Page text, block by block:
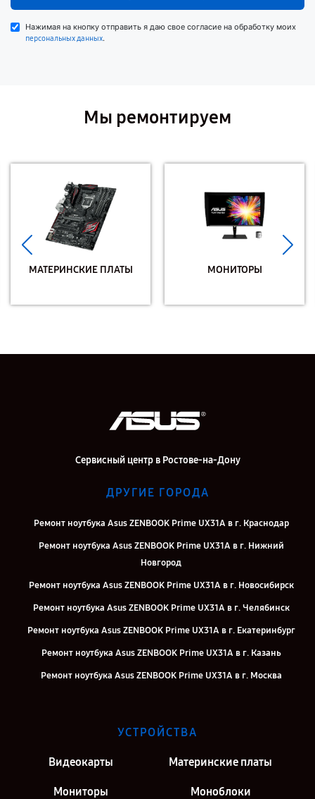
Нажимая на кнопку отправить я даю свое согласие на обработку моих
персональных данных.
Мы ремонтируем
МАТЕРИНСКИЕ ПЛАТЫ МОНИТОРЫ
Сервисный центр в Ростове-на-Дону
ДРУГИЕ ГОРОДА
Ремонт ноутбука Asus ZENBOOK Prime UX31A в г. Краснодар
Ремонт ноутбука Asus ZENBOOK Prime UX31A в г. Нижний
Новгород
Ремонт ноутбука Asus ZENBOOK Prime UX31A в г. Новосибирск
Ремонт ноутбука Asus ZENBOOK Prime UX31A в г. Челябинск
Ремонт ноутбука Asus ZENBOOK Prime UX31A в г. Екатеринбург
Ремонт ноутбука Asus ZENBOOK Prime UX31A в г. Казань
Ремонт ноутбука Asus ZENBOOK Prime UX31A в г. Москва
УСТРОЙСТВА
Видеокарты Материнские платы
Мониторы Моноблоки